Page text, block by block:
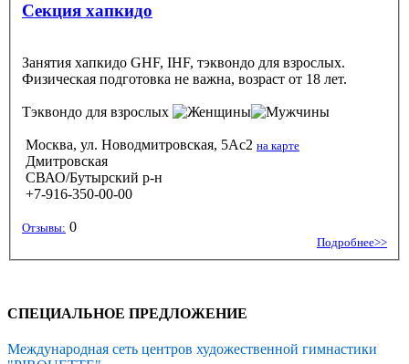
Секция хапкидо
Занятия хапкидо GHF, IHF, тэквондо для взрослых.
Физическая подготовка не важна, возраст от 18 лет.
Тэквондо для взрослых
Москва, ул. Новодмитровская, 5Ас2 на карте
Дмитровская
СВАО/Бутырский р-н
+7-916-350-00-00
Отзывы: 0
Подробнее>>
СПЕЦИАЛЬНОЕ ПРЕДЛОЖЕНИЕ
Международная сеть центров художественной гимнастики